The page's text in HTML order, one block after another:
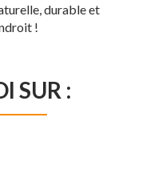
durable et
!
SUR :